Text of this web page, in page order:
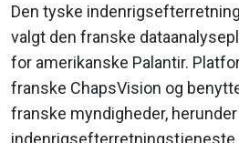
Den tyske
valgt den franske
for amerikanske Palantir.
franske ChapsVision og
franske myndigheder,
indenrigsefterretningstjeneste.